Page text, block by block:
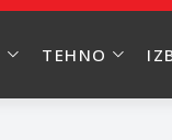
TEHNO